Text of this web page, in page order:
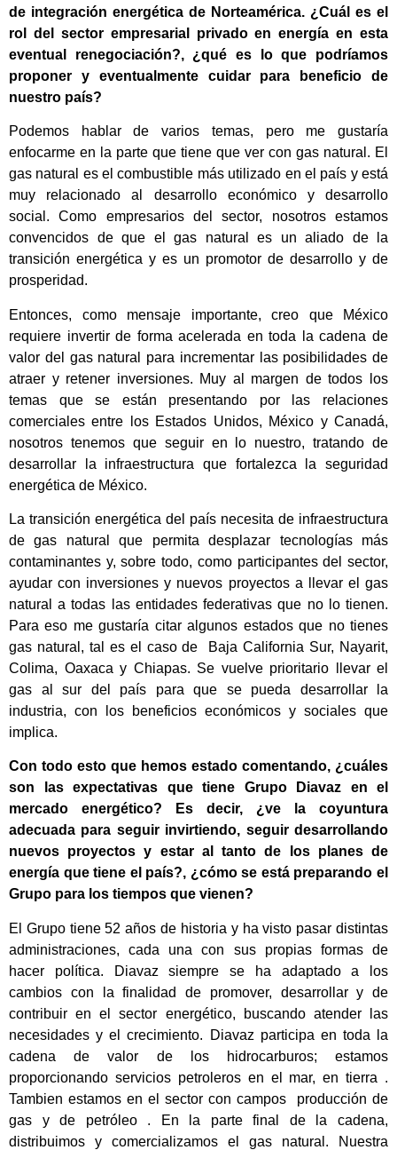
de integración energética de Norteamérica. ¿Cuál es el
rol del sector empresarial privado en energía en esta
eventual renegociación?, ¿qué es lo que podríamos
proponer y eventualmente cuidar para beneficio de
nuestro país?
Podemos hablar de varios temas, pero me gustaría
enfocarme en la parte que tiene que ver con gas natural. El
gas natural es el combustible más utilizado en el país y está
muy relacionado al desarrollo económico y desarrollo
social. Como empresarios del sector, nosotros estamos
convencidos de que el gas natural es un aliado de la
transición energética y es un promotor de desarrollo y de
prosperidad.
Entonces, como mensaje importante, creo que México
requiere invertir de forma acelerada en toda la cadena de
valor del gas natural para incrementar las posibilidades de
atraer y retener inversiones. Muy al margen de todos los
temas que se están presentando por las relaciones
comerciales entre los Estados Unidos, México y Canadá,
nosotros tenemos que seguir en lo nuestro, tratando de
desarrollar la infraestructura que fortalezca la seguridad
energética de México.
La transición energética del país necesita de infraestructura
de gas natural que permita desplazar tecnologías más
contaminantes y, sobre todo, como participantes del sector,
ayudar con inversiones y nuevos proyectos a llevar el gas
natural a todas las entidades federativas que no lo tienen.
Para eso me gustaría citar algunos estados que no tienes
gas natural, tal es el caso de Baja California Sur, Nayarit,
Colima, Oaxaca y Chiapas. Se vuelve prioritario llevar el
gas al sur del país para que se pueda desarrollar la
industria, con los beneficios económicos y sociales que
implica.
Con todo esto que hemos estado comentando, ¿cuáles
son las expectativas que tiene Grupo Diavaz en el
mercado energético? Es decir, ¿ve la coyuntura
adecuada para seguir invirtiendo, seguir desarrollando
nuevos proyectos y estar al tanto de los planes de
energía que tiene el país?, ¿cómo se está preparando el
Grupo para los tiempos que vienen?
El Grupo tiene 52 años de historia y ha visto pasar distintas
administraciones, cada una con sus propias formas de
hacer política. Diavaz siempre se ha adaptado a los
cambios con la finalidad de promover, desarrollar y de
contribuir en el sector energético, buscando atender las
necesidades y el crecimiento. Diavaz participa en toda la
cadena de valor de los hidrocarburos; estamos
proporcionando servicios petroleros en el mar, en tierra .
Tambien estamos en el sector con campos producción de
gas y de petróleo . En la parte final de la cadena,
distribuimos y comercializamos el gas natural. Nuestra